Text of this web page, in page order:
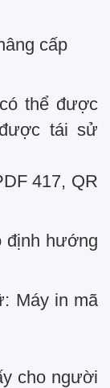
cấp
thể được
tái sử
417, QR
định hướng
Máy in mã
cho người